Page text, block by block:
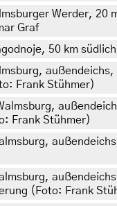
Werder,
Graf
50 km
Frank Stühmer)
Frank Stühmer)
(Foto: Frank